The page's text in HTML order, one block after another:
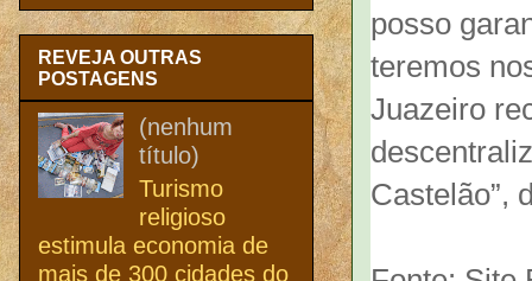
posso
teremos
Juazeiro
Castelão”,
REVEJA OUTRAS
POSTAGENS
(nenhum
título)
Turismo
religioso
estimula economia de
mais de 300 cidades do